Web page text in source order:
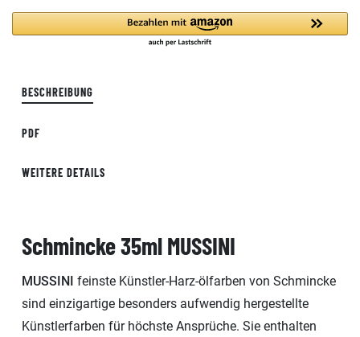
BESCHREIBUNG
PDF
WEITERE DETAILS
Schmincke 35ml MUSSINI
MUSSINI feinste Künstler-Harz-ölfarben von Schmincke
sind einzigartige besonders aufwendig hergestellte
Künstlerfarben für höchste Ansprüche. Sie enthalten